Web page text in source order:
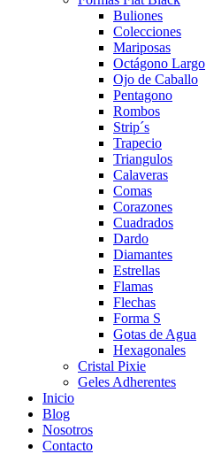
Buliones
Colecciones
Mariposas
Octágono Largo
Ojo de Caballo
Pentagono
Rombos
Strip´s
Trapecio
Triangulos
Calaveras
Comas
Corazones
Cuadrados
Dardo
Diamantes
Estrellas
Flamas
Flechas
Forma S
Gotas de Agua
Hexagonales
Cristal Pixie
Geles Adherentes
Inicio
Blog
Nosotros
Contacto